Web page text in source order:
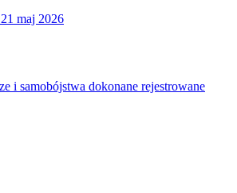
maj 2026
i samobójstwa dokonane rejestrowane